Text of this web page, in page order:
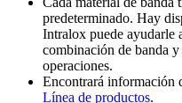
predeterminado. Hay
Intralox puede ayudarle
combinación de banda
operaciones.
Encontrará información
Línea de productos.